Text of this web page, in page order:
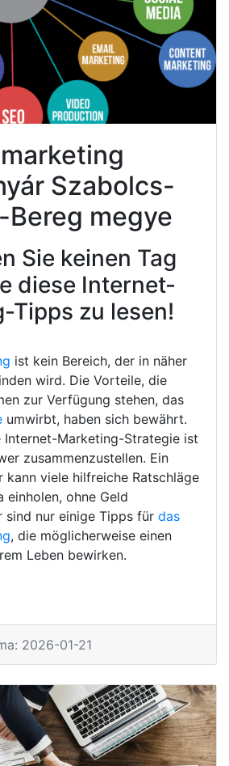
Szabolcs-
Bereg megye
Sie keinen Tag
diese Internet-
Tipps zu lesen!
ist kein Bereich, der in näher
wird. Die Vorteile, die
zur Verfügung stehen, das
umwirbt, haben sich bewährt.
Internet-Marketing-Strategie ist
zusammenzustellen. Ein
kann viele hilfreiche Ratschläge
einholen, ohne Geld
sind nur einige Tipps für das
, die möglicherweise einen
Leben bewirken.
2026-01-21